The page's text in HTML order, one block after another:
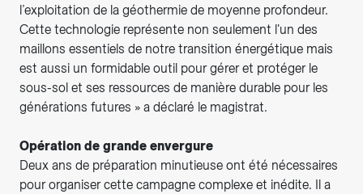
l’exploitation de la géothermie de moyenne profondeur.
Cette technologie représente non seulement l'un des
maillons essentiels de notre transition énergétique mais
est aussi un formidable outil pour gérer et protéger le
sous-sol et ses ressources de manière durable pour les
générations futures » a déclaré le magistrat.
Opération de grande envergure
Deux ans de préparation minutieuse ont été nécessaires
pour organiser cette campagne complexe et inédite. Il a